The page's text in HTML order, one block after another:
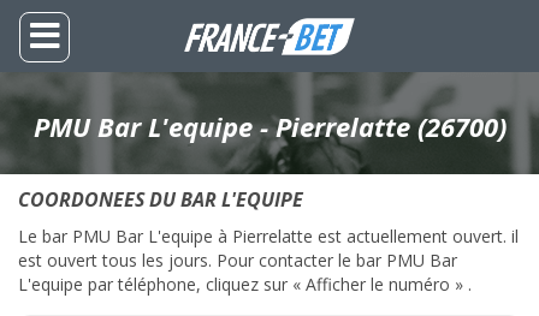
PMU Bar L'equipe - Pierrelatte (26700)
COORDONEES DU BAR L'EQUIPE
Le bar PMU Bar L'equipe à Pierrelatte est actuellement ouvert. il
est ouvert tous les jours. Pour contacter le bar PMU Bar
L'equipe par téléphone, cliquez sur « Afficher le numéro » .